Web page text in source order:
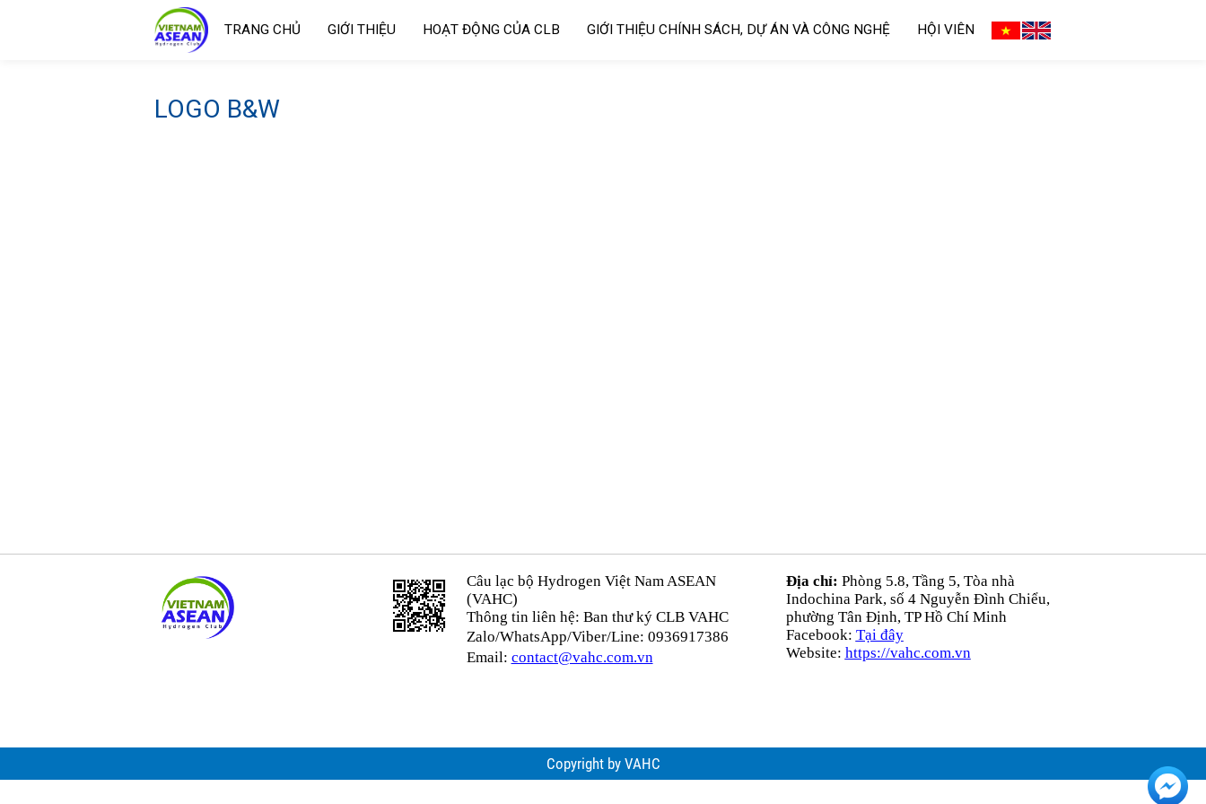
TRANG CHỦ GIỚI THIỆU HOẠT ĐỘNG CỦA CLB GIỚI THIỆU CHÍNH SÁCH, DỰ ÁN VÀ CÔNG NGHỆ HỘI VIÊN
LOGO B&W
Câu lạc bộ Hydrogen Việt Nam ASEAN
(VAHC)
Thông tin liên hệ: Ban thư ký CLB VAHC
Zalo/WhatsApp/Viber/Line: 0936917386
Email: contact@vahc.com.vn
Địa chỉ: Phòng 5.8, Tầng 5, Tòa nhà
Indochina Park, số 4 Nguyễn Đình Chiểu,
phường Tân Định, TP Hồ Chí Minh
Facebook: Tại đây
Website: https://vahc.com.vn
Copyright by VAHC